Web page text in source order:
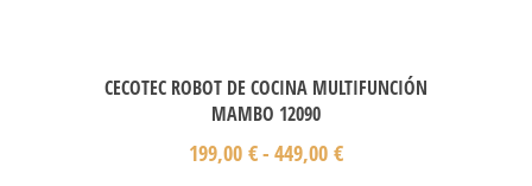
CECOTEC ROBOT DE COCINA MULTIFUNCIÓN
MAMBO 12090
199,00 €- 449,00 €